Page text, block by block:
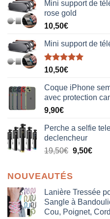
Mini support de
rose gold
10,50€
Mini support de
Note5.00
10,50€
Coque iPhone
avec protection
9,90€
Perche a selfie
declencheur
19,50€ 9,50€
NOUVEAUTÉS
Lanière Tressée
Sangle à
Cou, Poignet,